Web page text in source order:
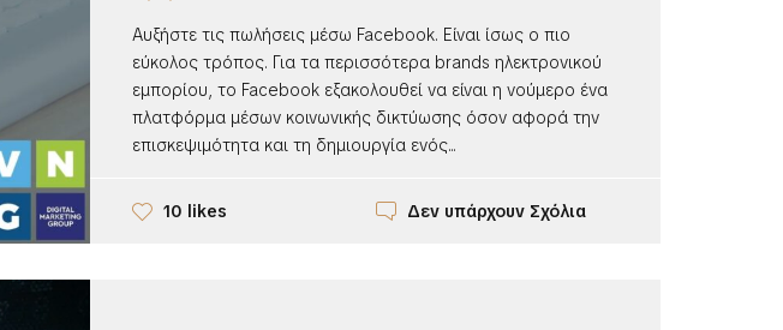
Αυξήστε τις πωλήσεις μέσω Facebook. Είναι ίσως ο πιο
εύκολος τρόπος. Για τα περισσότερα brands ηλεκτρονικού
εμπορίου, το Facebook εξακολουθεί να είναι η νούμερο ένα
πλατφόρμα μέσων κοινωνικής δικτύωσης όσον αφορά την
επισκεψιμότητα και τη δημιουργία ενός...
10 likes Δεν υπάρχουν Σχόλια